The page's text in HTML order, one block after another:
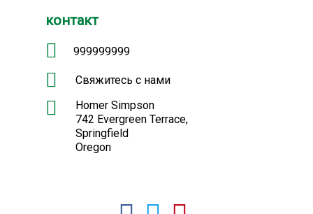
контакт
999999999
Свяжитесь с нами
Homer Simpson
742 Evergreen Terrace,
Springfield
Oregon